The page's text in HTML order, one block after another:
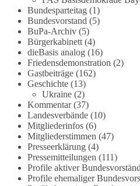
daran, wie sie Strommangel
daran, wie sie ihn verhindert!
Quellen:https://apollo-news.net/
energiekrise-bundesnetzagentur-
strommangel-ueber-mehrere-tage-
und
https://www.merkur.de/
geheimplan-gegen-stromausfalle-der-
bundesnetzagentur-zr-
utm_source=chatgpt.com
🟩🟩🟦🟦🟥🟥🟧🟧
Wieder ein Beispiel dafür, warum
für freie Medien fordern sollten: 👉
Bundesparteitag(1)
Bundesvorstand (5)
BuPa-Archiv(5)
Bürgerkabinett(4)
dieBasis analog(16)
Friedensdemonstration (2)
Gastbeiträge(162)
Geschichte(13)
Ukraine(2)
Kommentar(37)
Landesverbände(10)
Mitgliederinfos(6)
Mitgliederstimmen (47)
Presseerklärung(4)
Pressemitteilungen (111)
Profile aktiver
Profile ehemaliger